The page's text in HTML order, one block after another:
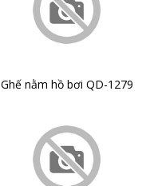
Ghế nằm hồ bơi QD-1279